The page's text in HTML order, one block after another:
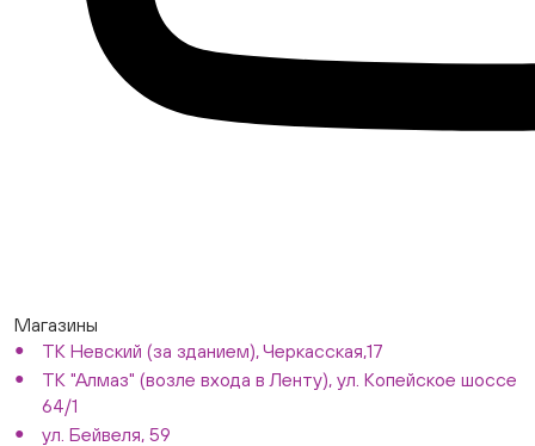
Магазины
ТК Невский (за зданием), Черкасская,17
ТК "Алмаз" (возле входа в Ленту), ул. Копейское шоссе
64/1
ул. Бейвеля, 59